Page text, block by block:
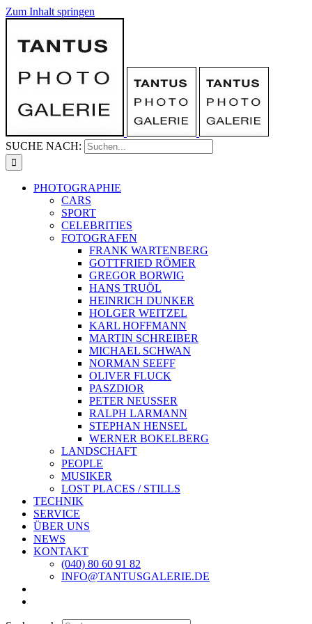
Zum Inhalt springen
SUCHE NACH:
PHOTOGRAPHIE
CARS
SPORT
CELEBRITIES
FOTOGRAFEN
FRANK WARTENBERG
GOTTFRIED RÖMER
GREGOR BORWIG
HANS TRUÖL
HEINRICH DUNKER
HOLGER WEITZEL
KARL HOFFMANN
MARTIN SCHREIBER
MICHAEL SCHWAN
NORMAN SEEFF
OLIVER FLUCK
PASZDIOR
PETER NEUSSER
RALPH LARMANN
STEPHAN HENSEL
WERNER BOKELBERG
LANDSCHAFT
PEOPLE
MUSIKER
LOST PLACES / STILLS
TECHNIK
SERVICE
ÜBER UNS
NEWS
KONTAKT
(040) 80 60 91 82
INFO@TANTUSGALERIE.DE